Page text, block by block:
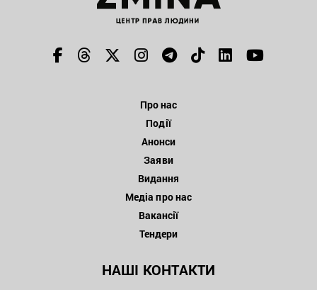
Про нас
Події
Анонси
Заяви
Видання
Медіа про нас
Вакансії
Тендери
НАШІ КОНТАКТИ